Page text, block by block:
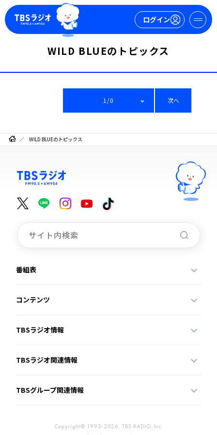
ログイン
今日の番組表
週間番組表
トピックス
TBS Podcast
イベント・グッズ
WILD BLUEのトピックス
1/0 次へ
WILD BLUEのトピックス
番組表
コンテンツ
TBSラジオ情報
TBSラジオ関連情報
TBSグループ関連情報
Copyright© 1995-2026, TBS RADIO,Inc.